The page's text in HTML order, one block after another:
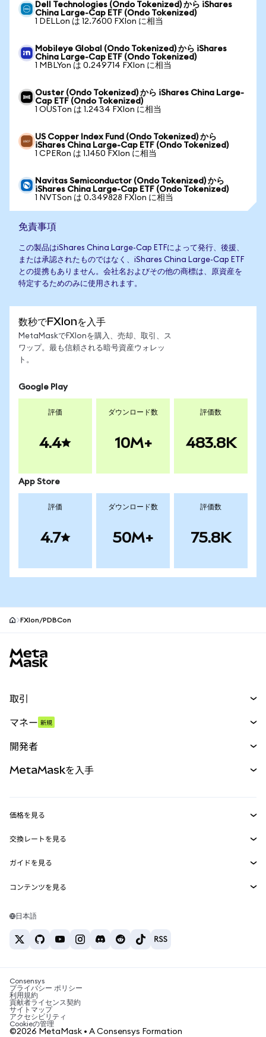
Dell Technologies (Ondo Tokenized) から iShares
China Large-Cap ETF (Ondo Tokenized)
1 DELLon は 12.7600 FXIon に相当
Mobileye Global (Ondo Tokenized) から iShares
China Large-Cap ETF (Ondo Tokenized)
1 MBLYon は 0.249714 FXIon に相当
Ouster (Ondo Tokenized) から iShares China Large-
Cap ETF (Ondo Tokenized)
1 OUSTon は 1.2434 FXIon に相当
US Copper Index Fund (Ondo Tokenized) から
iShares China Large-Cap ETF (Ondo Tokenized)
1 CPERon は 1.1450 FXIon に相当
Navitas Semiconductor (Ondo Tokenized) から
iShares China Large-Cap ETF (Ondo Tokenized)
1 NVTSon は 0.349828 FXIon に相当
免責事項
この製品はiShares China Large-Cap ETFによって発行、後援、
または承認されたものではなく、iShares China Large-Cap ETF
との提携もありません。会社名およびその他の商標は、原資産を
特定するためのみに使用されます。
数秒でFXIonを入手
MetaMaskでFXIonを購入、売却、取引、ス
ワップ。最も信頼される暗号資産ウォレッ
ト。
Google Play
評価
4.4
ダウンロード数
10M+
評価数
483.8K
App Store
評価
4.7
ダウンロード数
50M+
評価数
75.8K
FXIon/PDBCon
取引
パーペチュアル
RWA
マネー 新規
開発者
MetaMask Connect
Snaps
Web3サービス
MetaMaskを入手
セキュリティ
サポート
キャリア
お問い合わせ
価格を見る
イーサリアムの価格
Solanaの価格
Tetherの価格
交換レートを見る
ETH→USD
USDT→INR
BTC→INR
ETH→USDT
ガイドを見る
ETHの購入
USDTの購入
SHIBの購入
BNBの購入
コンテンツを見る
Solanaウォレット
税制関連ニュース
暗号資産の購入方法は？
ビットコインを売るには？
日本語
Consensys
プライバシー ポリシー
利用規約
貢献者ライセンス契約
サイトマップ
アクセシビリティ
Cookieの管理
©2026 MetaMask • A Consensys Formation